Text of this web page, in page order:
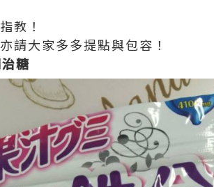
教！
請大家多多提點與包容！
糖